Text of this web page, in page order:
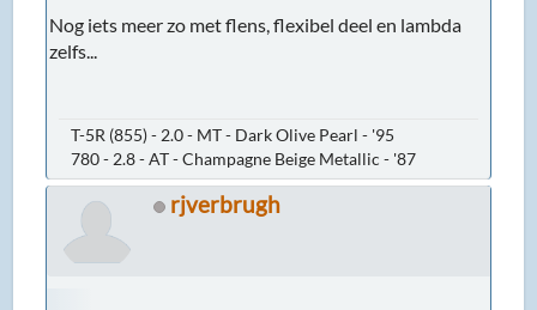
Nog iets meer zo met flens, flexibel deel en lambda
zelfs...
T-5R (855) - 2.0 - MT - Dark Olive Pearl - '95
780 - 2.8 - AT - Champagne Beige Metallic - '87
rjverbrugh